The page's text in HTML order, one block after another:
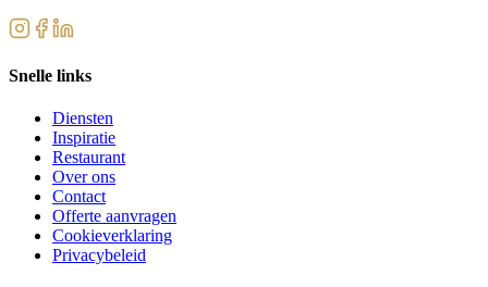
Snelle links
Diensten
Inspiratie
Restaurant
Over ons
Contact
Offerte aanvragen
Cookieverklaring
Privacybeleid